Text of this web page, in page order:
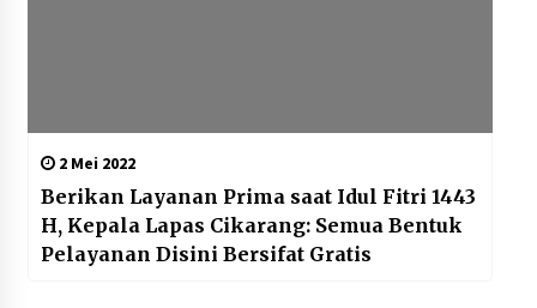
2 Mei 2022
Berikan Layanan Prima saat Idul Fitri 1443
H, Kepala Lapas Cikarang: Semua Bentuk
Pelayanan Disini Bersifat Gratis